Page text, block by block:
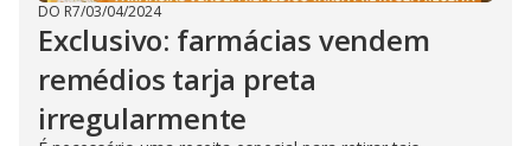
DO R7/03/04/2024
Exclusivo: farmácias vendem
remédios tarja preta
irregularmente